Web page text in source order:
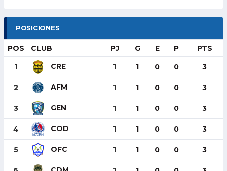
POSICIONES
POS CLUB PJ G E P PTS
1 CRE 1 1 0 0 3
2 AFM 1 1 0 0 3
3 GEN 1 1 0 0 3
4 COD 1 1 0 0 3
5 OFC 1 1 0 0 3